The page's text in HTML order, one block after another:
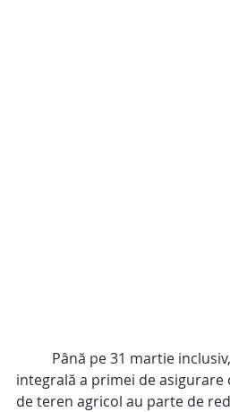
integrală a primei de
de teren agricol au parte de